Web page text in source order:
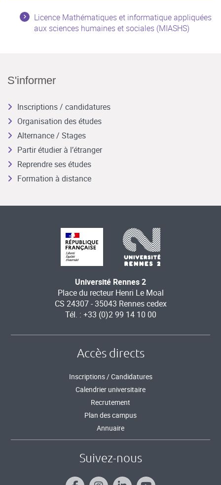
Licence Mathématiques et informatique appliquées
aux sciences humaines et sociales (MIASHS)
S'informer
Inscriptions / candidatures
Organisation des études
Alternance / Stages
Partir étudier à l’étranger
Reprendre ses études
Formation à distance
Université Rennes 2
Place du recteur Henri Le Moal
CS 24307 - 35043 Rennes cedex
Tél. : +33 (0)2 99 14 10 00
Accès directs
Inscriptions / Candidatures
Calendrier universitaire
Recrutement
Plan des campus
Annuaire
Suivez-nous